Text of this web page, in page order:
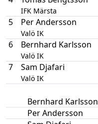
IFK Märsta
5 Per Andersson
Valö IK
6 Bernhard Karlsson
Valö IK
7 Sam Djafari
Valö IK
Bernhard Karlsson
Per Andersson